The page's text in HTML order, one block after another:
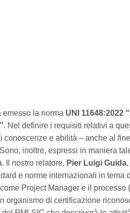
emesso la norma UNI 11648:2022
”. Nel definire i requisiti relativi a
e abilità – anche al
inoltre, espressi in maniera
Il nostro relatore, Pier Luigi Guida
e norme internazionali in tema
Project Manager e il processo
organismo di certificazione